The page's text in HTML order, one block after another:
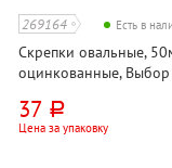
269164 Есть в
Скрепки овальные,
оцинкованные, Выбор
37 руб.
Цена за упаковку